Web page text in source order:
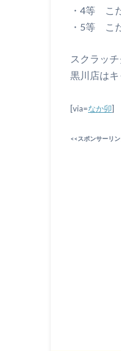
・4等 こ
・5等 こ
スクラッ
黒川店はキ
[via=なか卯]
<<スポンサーリ